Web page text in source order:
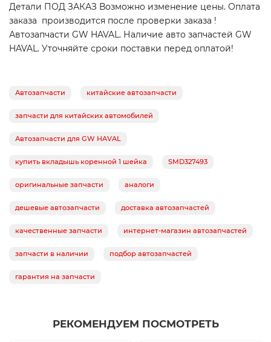
Детали ПОД ЗАКАЗ Возможно изменение цены. Оплата
заказа производится после проверки заказа !
Автозапчасти GW HAVAL. Наличие авто запчастей GW
HAVAL. Уточняйте сроки поставки перед оплатой!
Автозапчасти китайские автозапчасти
запчасти для китайских автомобилей
Автозапчасти для GW HAVAL
купить вкладышь коренной 1 шейка SMD327493
оригинальные запчасти аналоги
дешевые автозапчасти доставка автозапчастей
качественные запчасти интернет-магазин автозапчастей
запчасти в наличии подбор автозапчастей
гарантия на запчасти
РЕКОМЕНДУЕМ ПОСМОТРЕТЬ